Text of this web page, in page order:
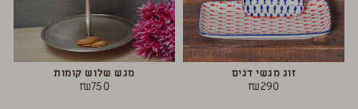
זוג מגשי דגים
₪290
מגש שלוש קומות
₪750